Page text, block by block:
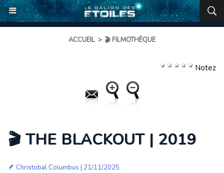
ACCUEIL > 🎬 FILMOTHÈQUE
Notez
🎬 THE BLACKOUT | 2019
🪶 Christobal Columbus | 21/11/2025